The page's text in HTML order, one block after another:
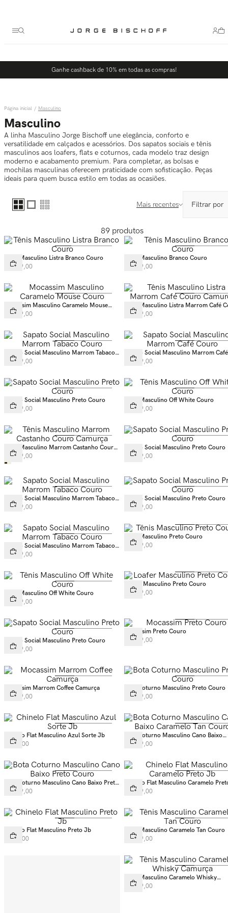
Ganhe cashback de 10% em todas as compras!
Masculino
Masculino
A linha Masculino Jorge Bischoff une elegância, conforto e
versatilidade em calçados e acessórios. Dos sapatos sociais e tênis
masculinos aos loafers, flats e coturnos, cada modelo traz design
moderno e acabamento premium. Para completar, as bolsas e
mochilas masculinas oferecem praticidade com sofisticação. Peças
ideais para quem busca estilo em todas as ocasiões.
Mais recentes
89 produtos
Tênis Masculino Listra Branco Couro
R$ 499,00
Tênis Masculino Branco Couro
R$ 549,00
Mocassim Masculino Caramelo Mouse
Couro
R$ 499,00
Tênis Masculino Listra Marrom Café
Camurça
R$ 499,00
Sapato Social Masculino Marrom Tabaco
Couro
R$ 669,00
Sapato Social Masculino Marrom Café
Couro
R$ 669,00
Sapato Social Masculino Preto Couro
R$ 669,00
Tênis Masculino Off White Couro
R$ 699,00
Tênis Masculino Marrom Castanho Couro
Camurça
R$ 699,00
Sapato Social Masculino Preto Couro
R$ 669,00
Sapato Social Masculino Marrom Tabaco
Couro
R$ 799,00
Sapato Social Masculino Preto Couro
R$ 799,00
Sapato Social Masculino Marrom Tabaco
Couro
R$ 799,00
Tênis Masculino Preto Couro
R$ 749,00
Tênis Masculino Off White Couro
R$ 749,00
Loafer Masculino Preto Couro
R$ 749,00
Sapato Social Masculino Preto Couro
R$ 799,00
Mocassim Preto Couro
R$ 689,00
Mocassim Marrom Coffee Camurça
R$ 689,00
Bota Coturno Masculino Preto Couro
R$ 649,00
Chinelo Flat Masculino Azul Sorte Jb
R$ 99 00
Bota Coturno Masculino Cano Baixo
Caramelo Tan Couro
R$ 649,00
Bota Coturno Masculino Cano Baixo Preto
Couro
R$ 649,00
Chinelo Flat Masculino Caramelo
R$ 139,00
Chinelo Flat Masculino Preto Jb
R$ 99 00
Tênis Masculino Caramelo Tan Couro
R$ 499,00
Tênis Masculino Caramelo Whisky
Camurça
R$ 549,00